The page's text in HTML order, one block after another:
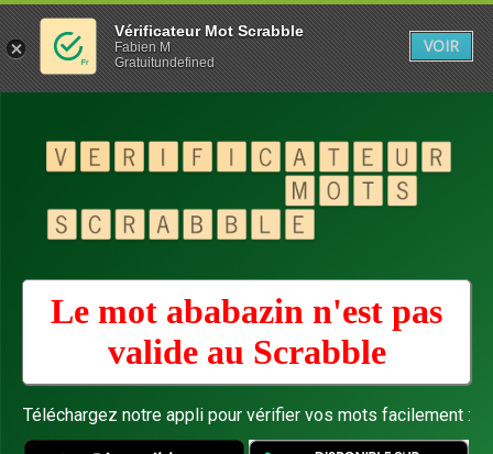
Le mot ababazin n'est pas
valide au Scrabble
Téléchargez notre appli pour vérifier vos mots facilement :
Vérificateur Mot Scrabble
Fabien M
Gratuitundefined
VOIR